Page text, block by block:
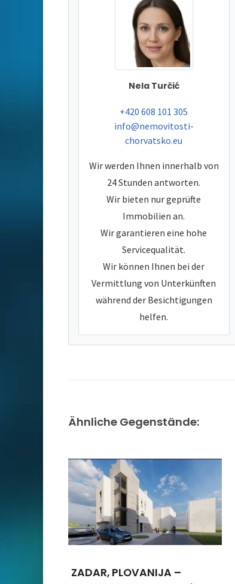
Nela Turčić
tel:
+420 608 101 305
e-mail:
info@nemovitosti-
chorvatsko.eu
Wir werden Ihnen innerhalb von
24 Stunden antworten.
Wir bieten nur geprüfte
Immobilien an.
Wir garantieren eine hohe
Servicequalität.
Wir können Ihnen bei der
Vermittlung von Unterkünften
während der Besichtigungen
helfen.
Ähnliche Gegenstände:
ZADAR, PLOVANIJA –